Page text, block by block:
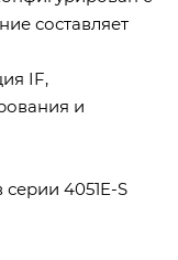
составляет
IF,
и
4051E-S